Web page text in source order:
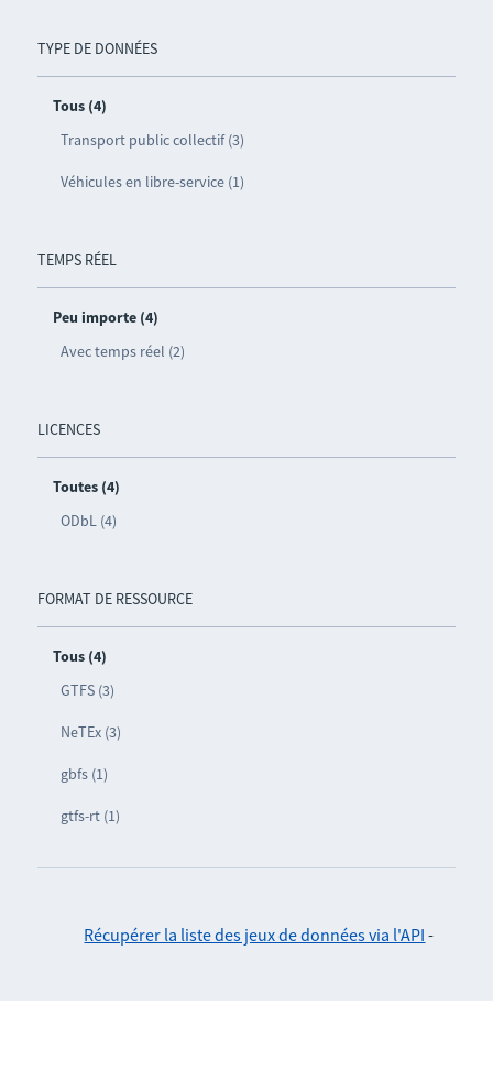
TYPE DE DONNÉES
Tous (4)
Transport public collectif (3)
Véhicules en libre-service (1)
TEMPS RÉEL
Peu importe (4)
Avec temps réel (2)
LICENCES
Toutes (4)
ODbL (4)
FORMAT DE RESSOURCE
Tous (4)
GTFS (3)
NeTEx (3)
gbfs (1)
gtfs-rt (1)
Récupérer la liste des jeux de données via l'API -